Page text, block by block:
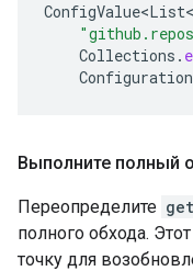
Collections .
Configuration
Выполните полный
Переопределите
полного обхода.
точку для